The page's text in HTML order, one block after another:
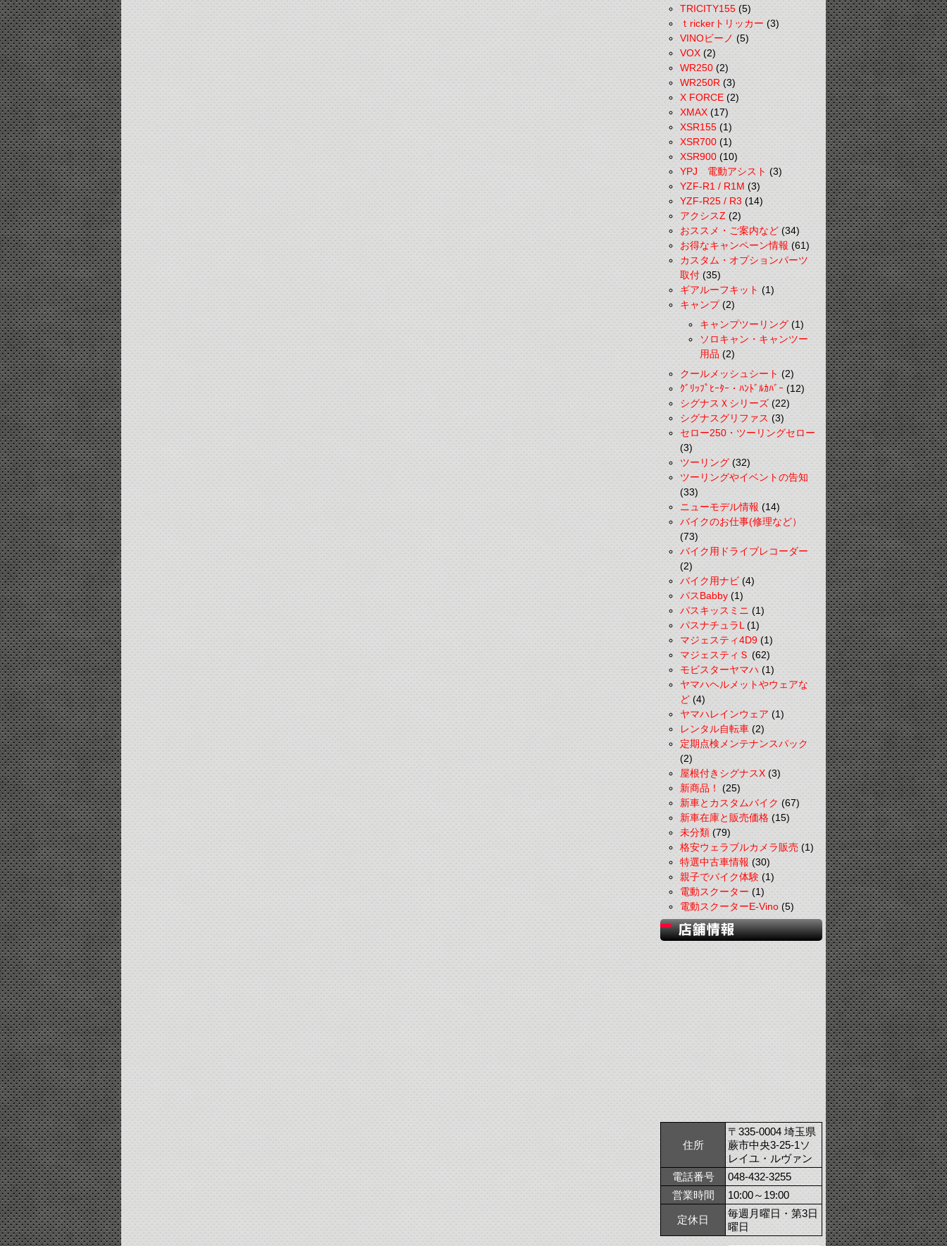
TRICITY155(5)
ｔrickerトリッカー(3)
VINOビーノ(5)
VOX(2)
WR250(2)
WR250R(3)
X FORCE(2)
XMAX(17)
XSR155(1)
XSR700(1)
XSR900(10)
YPJ 電動アシスト(3)
YZF-R1 / R1M(3)
YZF-R25 / R3(14)
アクシスZ(2)
おススメ・ご案内など(34)
お得なキャンペーン情報(61)
カスタム・オプションパーツ
取付(35)
ギアルーフキット(1)
キャンプ(2)
キャンプツーリング(1)
ソロキャン・キャンツー
用品(2)
クールメッシュシート(2)
ｸﾞﾘｯﾌﾟﾋｰﾀｰ・ﾊﾝﾄﾞﾙｶﾊﾞｰ(12)
シグナスＸシリーズ(22)
シグナスグリファス(3)
セロー250・ツーリングセロー
(3)
ツーリング(32)
ツーリングやイベントの告知
(33)
ニューモデル情報(14)
バイクのお仕事(修理など）
(73)
バイク用ドライブレコーダー
(2)
バイク用ナビ(4)
パスBabby(1)
パスキッスミニ(1)
パスナチュラL(1)
マジェスティ4D9(1)
マジェスティＳ(62)
モビスターヤマハ(1)
ヤマハヘルメットやウェアな
ど(4)
ヤマハレインウェア(1)
レンタル自転車(2)
定期点検メンテナンスパック
(2)
屋根付きシグナスX(3)
新商品！(25)
新車とカスタムバイク(67)
新車在庫と販売価格(15)
未分類(79)
格安ウェラブルカメラ販売(1)
特選中古車情報(30)
親子でバイク体験(1)
電動スクーター(1)
電動スクーターE-Vino(5)
住所
〒335-0004 埼玉県
蕨市中央3-25-1ソ
レイユ・ルヴァン
電話番号
048-432-3255
営業時間
10:00～19:00
定休日
毎週月曜日・第3日
曜日